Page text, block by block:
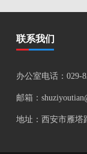
联系我们
办公室电话：029-
邮箱：
地址：西安市雁塔